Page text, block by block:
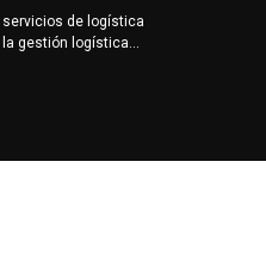
de logística
la gestión logística…